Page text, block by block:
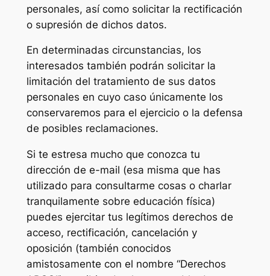
personales, así como solicitar la rectificación
o supresión de dichos datos.
En determinadas circunstancias, los
interesados también podrán solicitar la
limitación del tratamiento de sus datos
personales en cuyo caso únicamente los
conservaremos para el ejercicio o la defensa
de posibles reclamaciones.
Si te estresa mucho que conozca tu
dirección de e-mail (esa misma que has
utilizado para consultarme cosas o charlar
tranquilamente sobre educación física)
puedes ejercitar tus legítimos derechos de
acceso, rectificación, cancelación y
oposición (también conocidos
amistosamente con el nombre “Derechos